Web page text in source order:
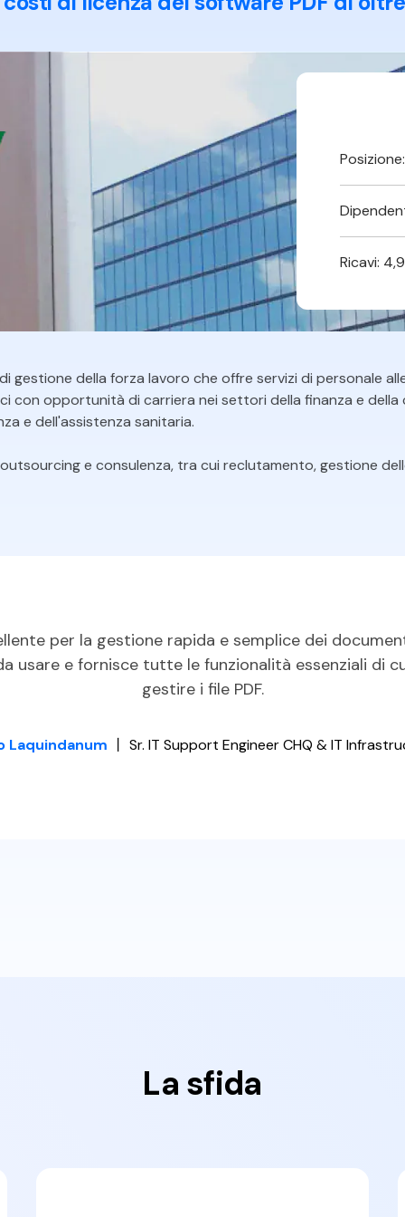
Pubblicazione
Ricavi:
gestione della forza lavoro che offre servizi di personale
opportunità di carriera nei settori della finanza e della
e dell'assistenza sanitaria.
e consulenza, tra cui reclutamento, gestione
per la gestione rapida e semplice dei
usare e fornisce tutte le funzionalità essenziali di
gestire i file PDF.
Laquindanum 丨 Sr. IT Support Engineer CHQ & IT
La sfida